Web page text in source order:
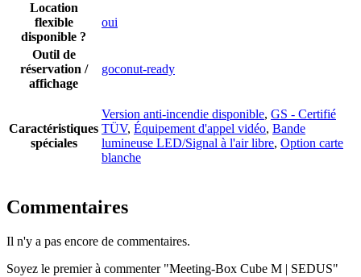
Location
flexible
disponible ?
oui
Outil de
réservation /
affichage
goconut-ready
Caractéristiques
spéciales
Version anti-incendie disponible, GS - Certifié
TÜV, Équipement d'appel vidéo, Bande
lumineuse LED/Signal à l'air libre, Option carte
blanche
Commentaires
Il n'y a pas encore de commentaires.
Soyez le premier à commenter "Meeting-Box Cube M | SEDUS"